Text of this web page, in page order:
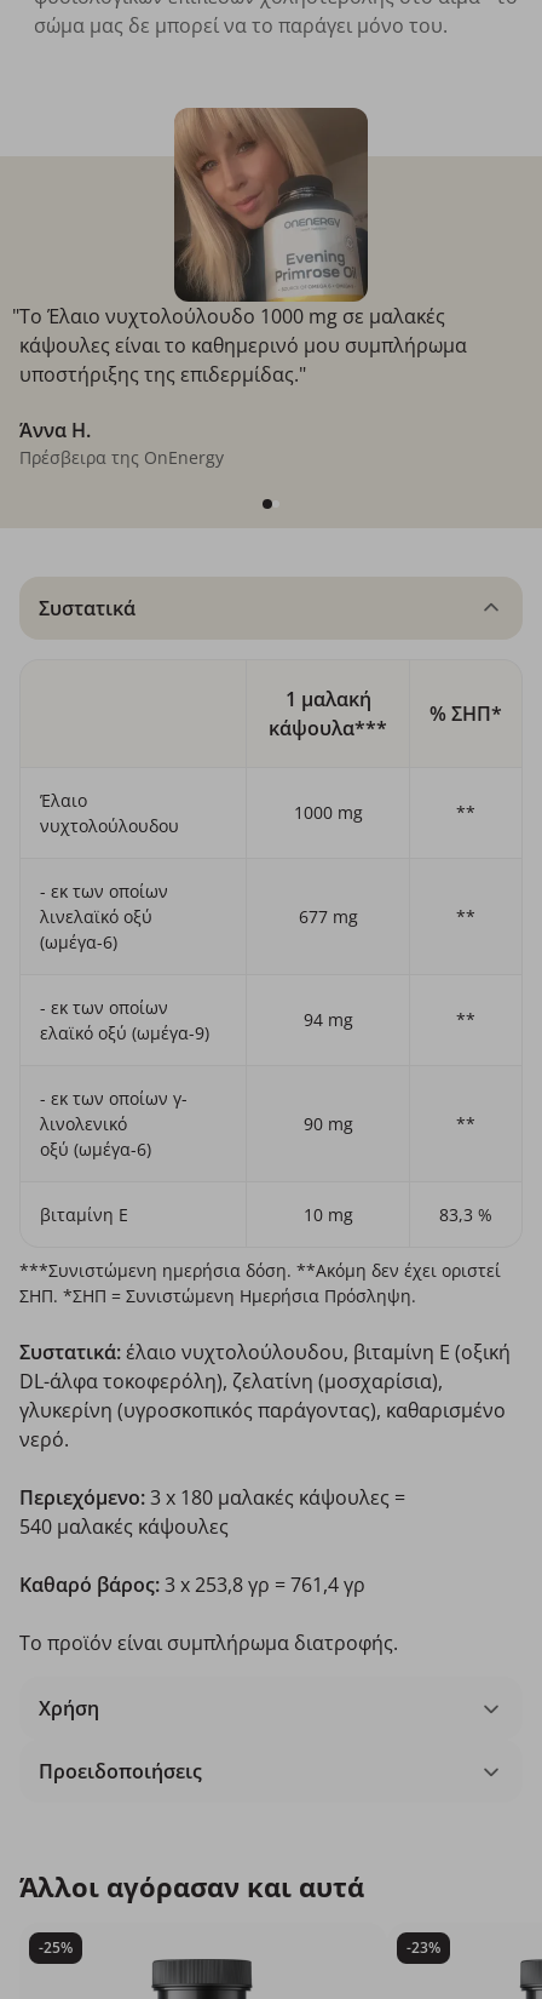
σώμα μας δε μπορεί να το παράγει μόνο του.
"Το Έλαιο νυχτολούλουδο 1000 mg σε μαλακές
κάψουλες είναι το καθημερινό μου συμπλήρωμα
υποστήριξης της επιδερμίδας."
Άννα H.
Πρέσβειρα της OnEnergy
Συστατικά
1 μαλακή
κάψουλα***
% ΣΗΠ*
Έλαιο
νυχτολούλουδου
1000 mg **
- εκ των οποίων
λινελαϊκό οξύ
(ωμέγα-6)
677 mg **
- εκ των οποίων
ελαϊκό οξύ (ωμέγα-9)
94 mg **
- εκ των οποίων γ-
λινολενικό
οξύ (ωμέγα-6)
90 mg **
βιταμίνη E 10 mg 83,3 %
***Συνιστώμενη ημερήσια δόση. **Ακόμη δεν έχει οριστεί
ΣΗΠ. *ΣΗΠ = Συνιστώμενη Ημερήσια Πρόσληψη.
Συστατικά:έλαιο νυχτολούλουδου, βιταμίνη E (οξική
DL-άλφα τοκοφερόλη), ζελατίνη (μοσχαρίσια),
γλυκερίνη (υγροσκοπικός παράγοντας), καθαρισμένο
νερό.
Περιεχόμενο:3 x 180 μαλακές κάψουλες =
540 μαλακές κάψουλες
Καθαρό βάρος:3 x 253,8 γρ = 761,4 γρ
Το προϊόν είναι συμπλήρωμα διατροφής.
Χρήση
Προειδοποιήσεις
Άλλοι αγόρασαν και αυτά
-25% -23%